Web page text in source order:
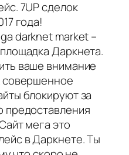
7UP сделок
года!
darknet market –
Даркнета.
ваше внимание
совершенное
блокируют за
предоставления
мега это
в Даркнете. Ты